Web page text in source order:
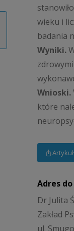
wieku i
badania
Wyniki.
Wnioski.
które
Adres
Dr Julita
Zakład
ul.